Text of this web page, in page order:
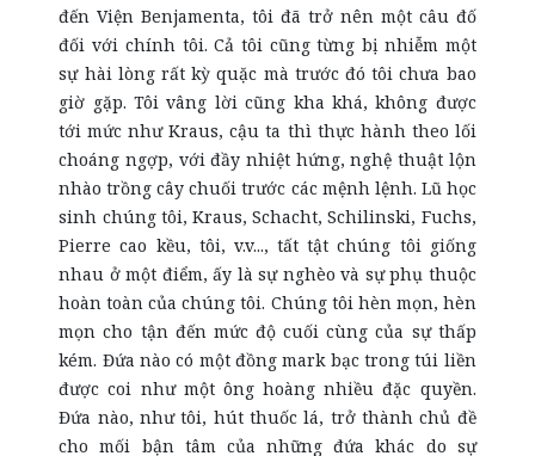
đến Viện Benjamenta, tôi đã trở nên một câu đố
đối với chính tôi. Cả tôi cũng từng bị nhiễm một
sự hài lòng rất kỳ quặc mà trước đó tôi chưa bao
giờ gặp. Tôi vâng lời cũng kha khá, không được
tới mức như Kraus, cậu ta thì thực hành theo lối
choáng ngợp, với đầy nhiệt hứng, nghệ thuật lộn
nhào trồng cây chuối trước các mệnh lệnh. Lũ học
sinh chúng tôi, Kraus, Schacht, Schilinski, Fuchs,
Pierre cao kều, tôi, v.v..., tất tật chúng tôi giống
nhau ở một điểm, ấy là sự nghèo và sự phụ thuộc
hoàn toàn của chúng tôi. Chúng tôi hèn mọn, hèn
mọn cho tận đến mức độ cuối cùng của sự thấp
kém. Đứa nào có một đồng mark bạc trong túi liền
được coi như một ông hoàng nhiều đặc quyền.
Đứa nào, như tôi, hút thuốc lá, trở thành chủ đề
cho mối bận tâm của những đứa khác do sự